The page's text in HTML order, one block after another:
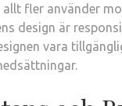
allt fler använder
design är
vara